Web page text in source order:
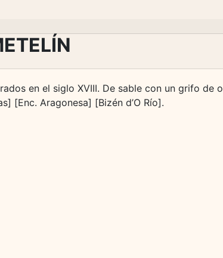
en el siglo XVIII. De sable con un grifo de
[Enc. Aragonesa] [Bizén d’O Río].